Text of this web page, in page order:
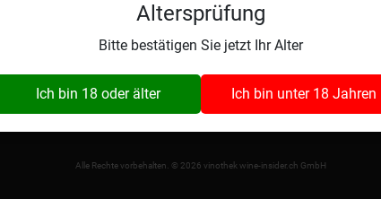
Altersprüfung
Bitte bestätigen Sie jetzt Ihr Alter
Ich bin 18 oder älter Ich bin unter 18 Jahren
insider.ch
Wynaustrasse 1
079 392 99 03
Alle Rechte vorbehalten. © 2026 vinothek wine-insider.ch GmbH